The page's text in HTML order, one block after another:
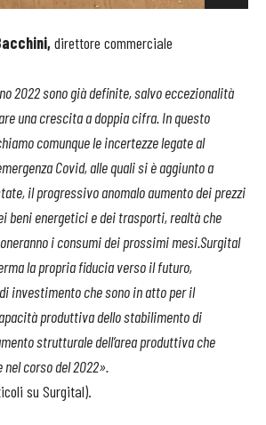
direttore commerciale
2022 sono già definite, salvo eccezionalità
una crescita a doppia cifra. In questo
comunque le incertezze legate al
Covid, alle quali si è aggiunto a
il progressivo anomalo aumento dei prezzi
beni energetici e dei trasporti, realtà che
i consumi dei prossimi mesi.Surgital
la propria fiducia verso il futuro,
investimento che sono in atto per il
produttiva dello stabilimento di
strutturale dell’area produttiva che
corso del 2022».
su Surgital).